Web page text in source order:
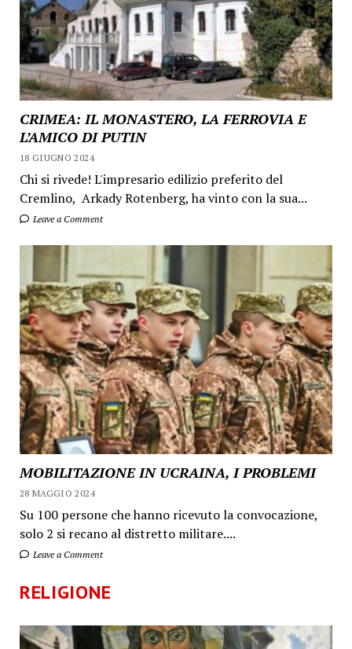
CRIMEA: IL MONASTERO, LA FERROVIA E
L’AMICO DI PUTIN
18 GIUGNO 2024
Chi si rivede! L'impresario edilizio preferito del
Cremlino, Arkady Rotenberg, ha vinto con la sua...
Leave a Comment
MOBILITAZIONE IN UCRAINA, I PROBLEMI
28 MAGGIO 2024
Su 100 persone che hanno ricevuto la convocazione,
solo 2 si recano al distretto militare....
Leave a Comment
RELIGIONE